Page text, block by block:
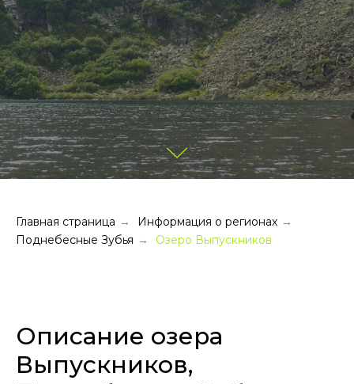
Главная страница → Информация о регионах →
Поднебесные Зубья → Озеро Выпускников
Описание озера
Выпускников,